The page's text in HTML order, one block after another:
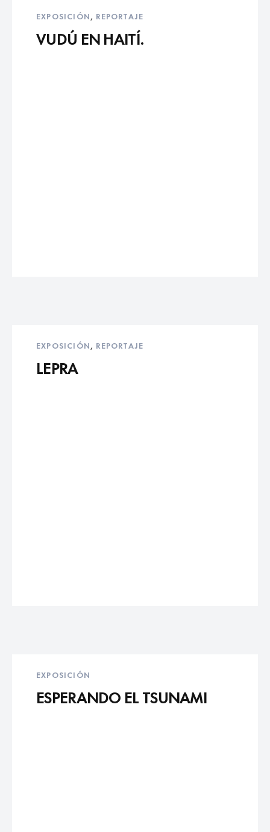
EXPOSICIÓN, REPORTAJE
VUDÚ EN HAITÍ.
EXPOSICIÓN, REPORTAJE
LEPRA
EXPOSICIÓN
ESPERANDO EL TSUNAMI